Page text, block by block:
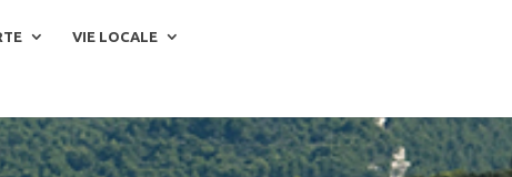
VIE LOCALE